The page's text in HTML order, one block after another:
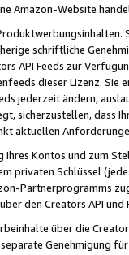
Amazon-Website
schriftliche
API Feeds zur
dieser Lizenz. Sie
jederzeit ändern,
sicherzustellen, dass
aktuellen
Ihres Kontos und zum
privaten Schlüssel
Partnerprogramms
den Creators API
über die
Genehmigung